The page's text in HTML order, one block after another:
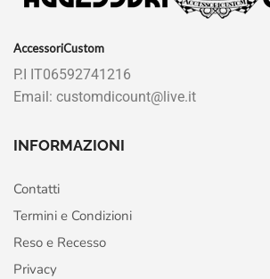
AccessoriCustom
P.I IT06592741216
Email: customdicount@live.it
INFORMAZIONI
Contatti
Termini e Condizioni
Reso e Recesso
Privacy